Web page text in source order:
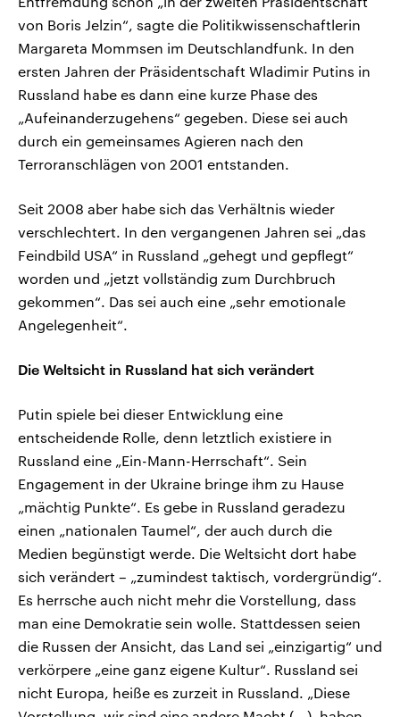
von Boris Jelzin“, sagte die Politikwissenschaftlerin
Margareta Mommsen im Deutschlandfunk. In den
ersten Jahren der Präsidentschaft Wladimir Putins in
Russland habe es dann eine kurze Phase des
„Aufeinanderzugehens“ gegeben. Diese sei auch
durch ein gemeinsames Agieren nach den
Terroranschlägen von 2001 entstanden.
Seit 2008 aber habe sich das Verhältnis wieder
verschlechtert. In den vergangenen Jahren sei „das
Feindbild USA“ in Russland „gehegt und gepflegt“
worden und „jetzt vollständig zum Durchbruch
gekommen“. Das sei auch eine „sehr emotionale
Angelegenheit“.
Die Weltsicht in Russland hat sich verändert
Putin spiele bei dieser Entwicklung eine
entscheidende Rolle, denn letztlich existiere in
Russland eine „Ein-Mann-Herrschaft“. Sein
Engagement in der Ukraine bringe ihm zu Hause
„mächtig Punkte“. Es gebe in Russland geradezu
einen „nationalen Taumel“, der auch durch die
Medien begünstigt werde. Die Weltsicht dort habe
sich verändert – „zumindest taktisch, vordergründig“.
Es herrsche auch nicht mehr die Vorstellung, dass
man eine Demokratie sein wolle. Stattdessen seien
die Russen der Ansicht, das Land sei „einzigartig“ und
verkörpere „eine ganz eigene Kultur“. Russland sei
nicht Europa, heiße es zurzeit in Russland. „Diese